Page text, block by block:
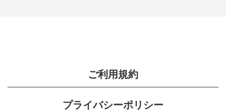
ご利用規約
プライバシーポリシー